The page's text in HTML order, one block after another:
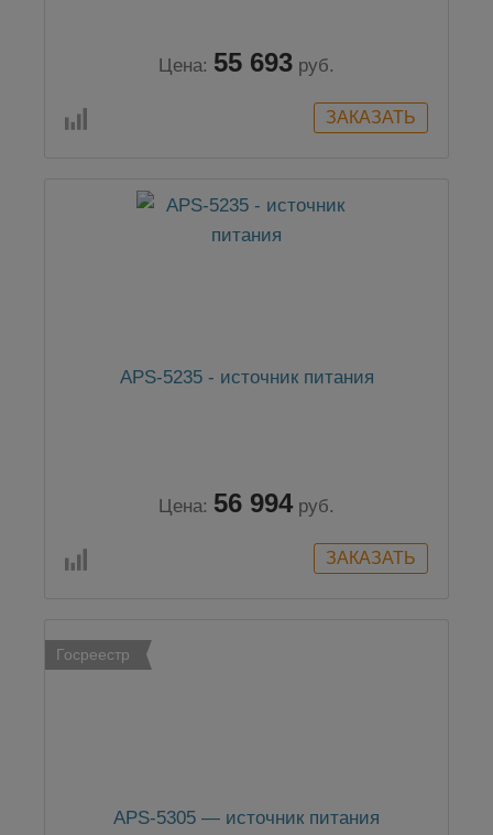
Цена: 55 693 руб.
APS-5235 - источник питания
Цена: 56 994 руб.
Госреестр
APS-5305 — источник питания